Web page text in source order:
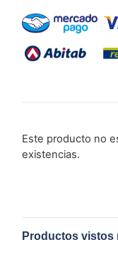
Este producto no
existencias.
Productos vistos